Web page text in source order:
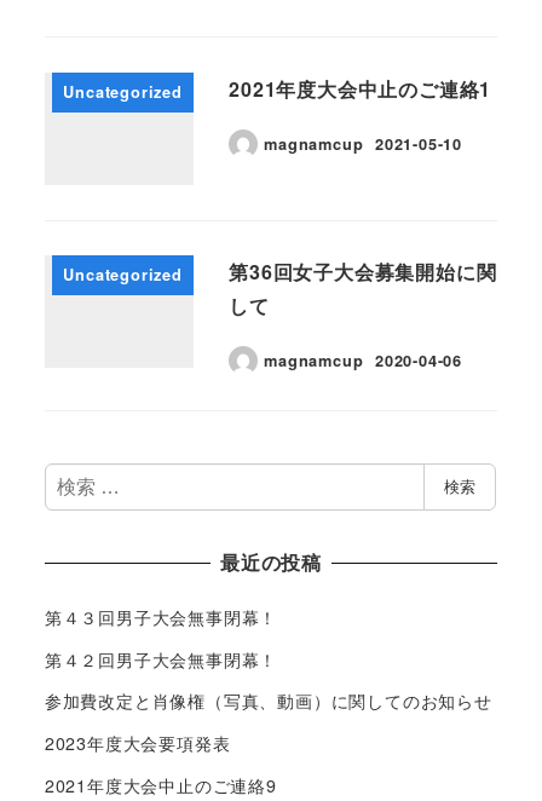
Uncategorized 2021年度大会中止のご連絡1
magnamcup 2021-05-10
Uncategorized
第36回女子大会募集開始に関
して
magnamcup 2020-04-06
検
索
検索
最近の投稿
第４３回男子大会無事閉幕！
第４２回男子大会無事閉幕！
参加費改定と肖像権（写真、動画）に関してのお知らせ
2023年度大会要項発表
2021年度大会中止のご連絡9